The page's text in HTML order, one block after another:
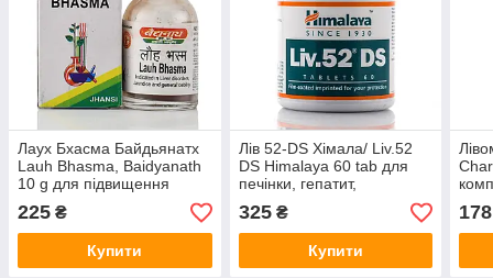
Лаух Бхасма Байдьянатх
Lauh Bhasma, Baidyanath
10 g для підвищення
гемоглобіну, при слабкості
джерело заліза
225 ₴
Купити
Лів 52-DS Хімала/ Liv.52
DS Himalaya 60 tab для
печінки, гепатит,
натуральний
гепатопротектор
325₴
Купити
178